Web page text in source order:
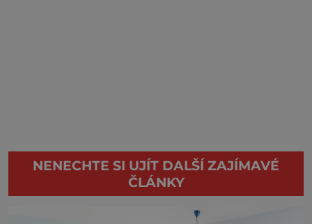
NENECHTE SI UJÍT DALŠÍ ZAJÍMAVÉ
ČLÁNKY